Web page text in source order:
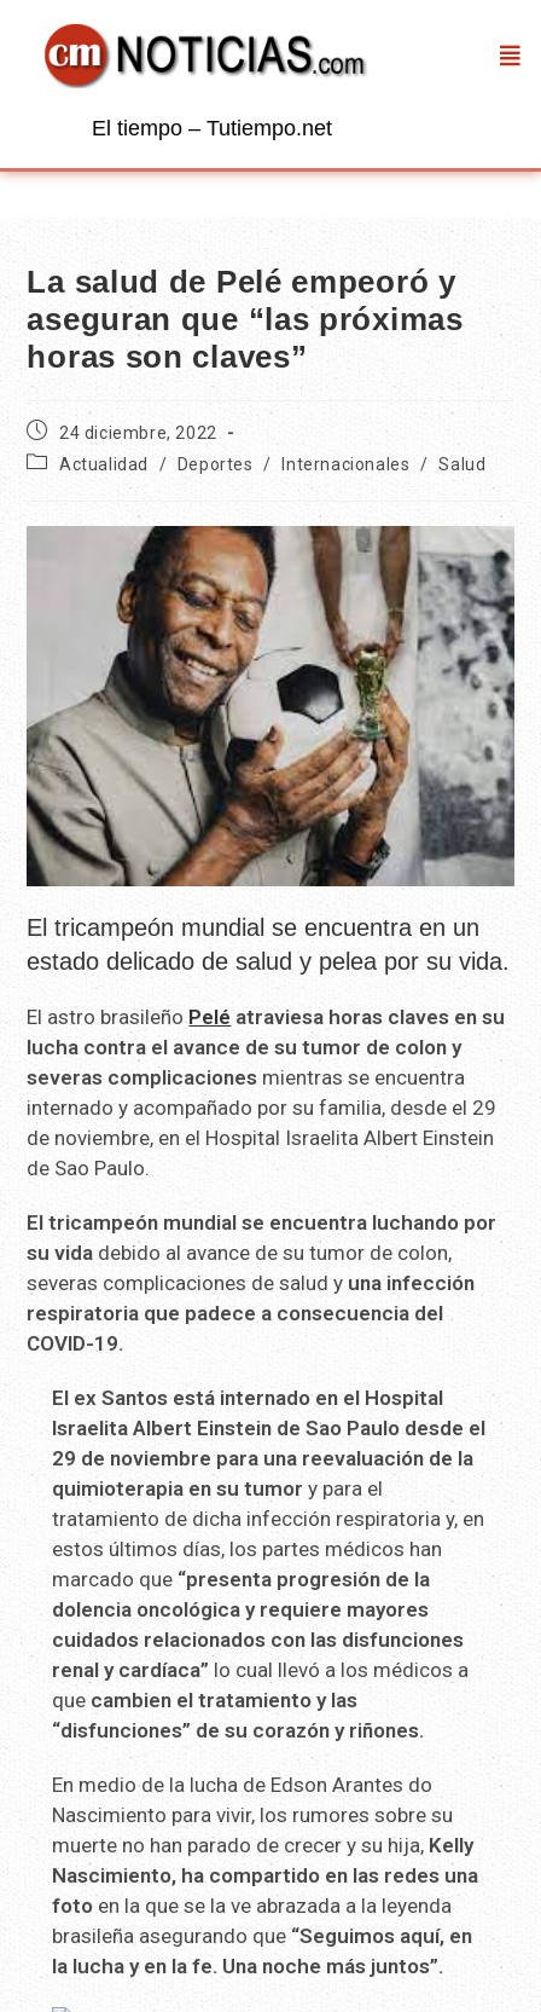
El tiempo – Tutiempo.net
La salud de Pelé empeoró y
aseguran que “las próximas
horas son claves”
24 diciembre, 2022
Actualidad
/ Deportes / Internacionales / Salud
El tricampeón mundial se encuentra en un
estado delicado de salud y pelea por su vida.
El astro brasileño Pelé atraviesa horas claves en su
lucha contra el avance de su tumor de colon y
severas complicaciones mientras se encuentra
internado y acompañado por su familia, desde el 29
de noviembre, en el Hospital Israelita Albert Einstein
de Sao Paulo.
El tricampeón mundial se encuentra luchando por
su vida debido al avance de su tumor de colon,
severas complicaciones de salud y una infección
respiratoria que padece a consecuencia del
COVID-19.
El ex Santos está internado en el Hospital
Israelita Albert Einstein de Sao Paulo desde el
29 de noviembre para una reevaluación de la
quimioterapia en su tumor y para el
tratamiento de dicha infección respiratoria y, en
estos últimos días, los partes médicos han
marcado que“presenta progresión de la
dolencia oncológica y requiere mayores
cuidados relacionados con las disfunciones
renal y cardíaca” lo cual llevó a los médicos a
que cambien el tratamiento y las
“disfunciones” de su corazón y riñones.
En medio de la lucha de Edson Arantes do
Nascimiento para vivir, los rumores sobre su
muerte no han parado de crecer y su hija, Kelly
Nascimiento, ha compartido en las redes una
fotoen la que se la ve abrazada a la leyenda
brasileña asegurando que“Seguimos aquí, en
la lucha y en la fe. Una noche más juntos”.